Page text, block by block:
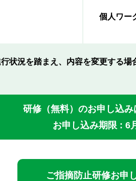
個人ワー
状況を踏まえ、内容を変更する場
研修（無料）のお申し込
お申し込み期限 : 6
ご指摘防止研修お申